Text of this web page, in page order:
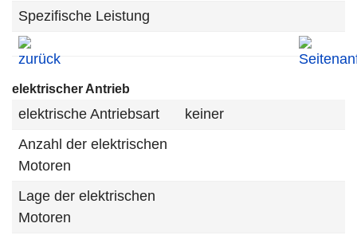
Spezifische Leistung
elektrischer Antrieb
elektrische Antriebsart
keiner
Anzahl der elektrischen
Motoren
Lage der elektrischen
Motoren